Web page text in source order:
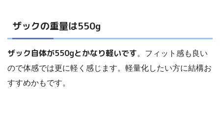
ザックの重量は550g
ザック自体が550gとかなり軽いです。フィット感も良い
ので体感では更に軽く感じます。軽量化したい方に結構お
すすめかもです。